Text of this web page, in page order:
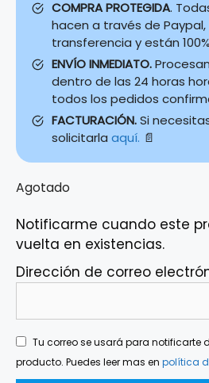
COMPRA PROTEGIDA.
hacen a través de
transferencia y están
ENVÍO INMEDIATO.
dentro de las 24 horas
todos los pedidos
FACTURACIÓN.Si
solicitarla aquí. 📄
Agotado
Notificarme cuando este
vuelta en existencias.
Dirección de correo
Tu correo se usará para notificarte
producto. Puedes leer mas en política